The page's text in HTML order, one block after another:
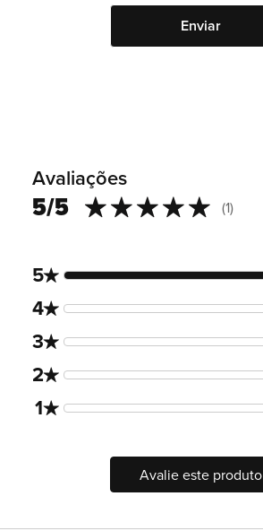
Avaliações
5/5 (1)
1
2
3
4
5
Avalie este produto